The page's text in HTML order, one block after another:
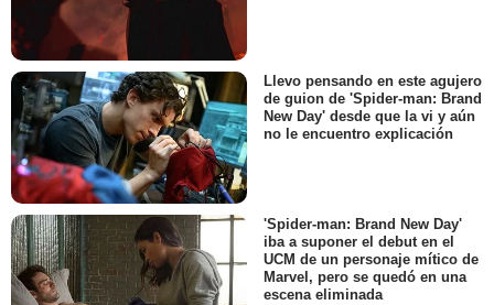
Llevo pensando en este agujero
de guion de 'Spider-man: Brand
New Day' desde que la vi y aún
no le encuentro explicación
'Spider-man: Brand New Day'
iba a suponer el debut en el
UCM de un personaje mítico de
Marvel, pero se quedó en una
escena eliminada